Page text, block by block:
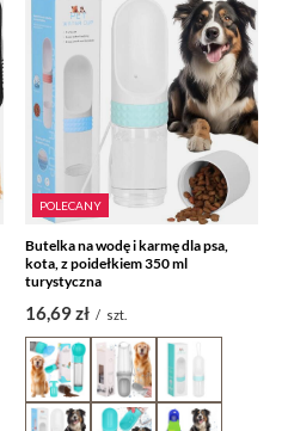
POLECANY
Butelka na wodę i karmę dla psa,
kota, z poidełkiem 350 ml
turystyczna
16,69 zł / szt.